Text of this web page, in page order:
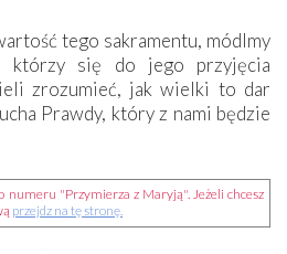
tego sakramentu, módlmy
którzy się do jego przyjęcia
zrozumieć, jak wielki to dar
Prawdy, który z nami będzie
numeru "Przymierza z Maryją". Jeżeli chcesz
przejdz na tę stronę.